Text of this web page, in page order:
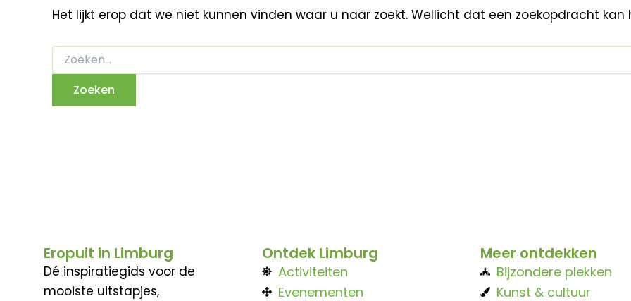
Het lijkt erop dat we niet kunnen vinden waar u naar zoekt. Wellicht dat een zoekopdracht kan
Eropuit in Limburg
Dé inspiratiegids voor de
mooiste uitstapjes,
Ontdek Limburg
Activiteiten
Evenementen
Meer ontdekken
Bijzondere plekken
Kunst & cultuur